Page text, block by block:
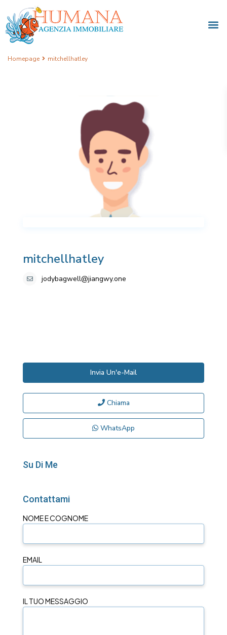
Homepage mitchellhatley
mitchellhatley
jodybagwell@jiangwy.one
Invia Un'e-Mail
Chiama
WhatsApp
Su Di Me
Contattami
NOME E COGNOME
EMAIL
IL TUO MESSAGGIO